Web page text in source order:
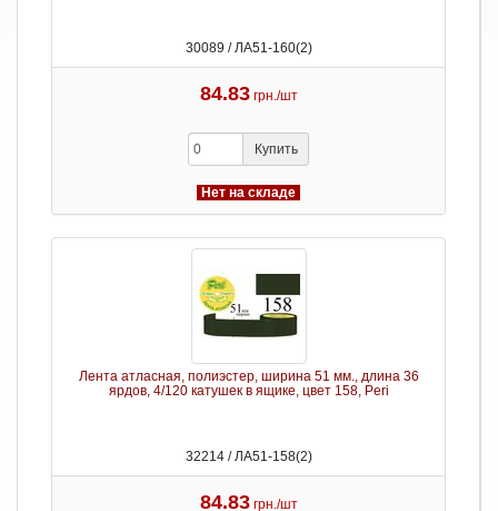
30089 / ЛА51-160(2)
84.83 грн./шт
Купить
Нет на складе
Лента атласная, полиэстер, ширина 51 мм., длина 36
ярдов, 4/120 катушек в ящике, цвет 158, Peri
32214 / ЛА51-158(2)
84.83 грн./шт